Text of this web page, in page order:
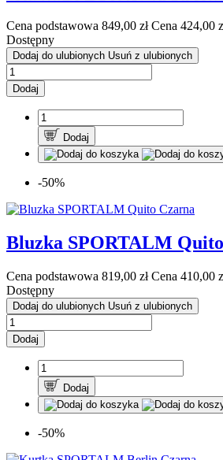
Cena podstawowa 849,00 zł Cena 424,00
Dostępny
Dodaj do ulubionych Usuń z ulubionych
Dodaj
Dodaj
-50%
Bluzka SPORTALM
Cena podstawowa 819,00 zł Cena 410,00
Dostępny
Dodaj do ulubionych Usuń z ulubionych
Dodaj
Dodaj
-50%